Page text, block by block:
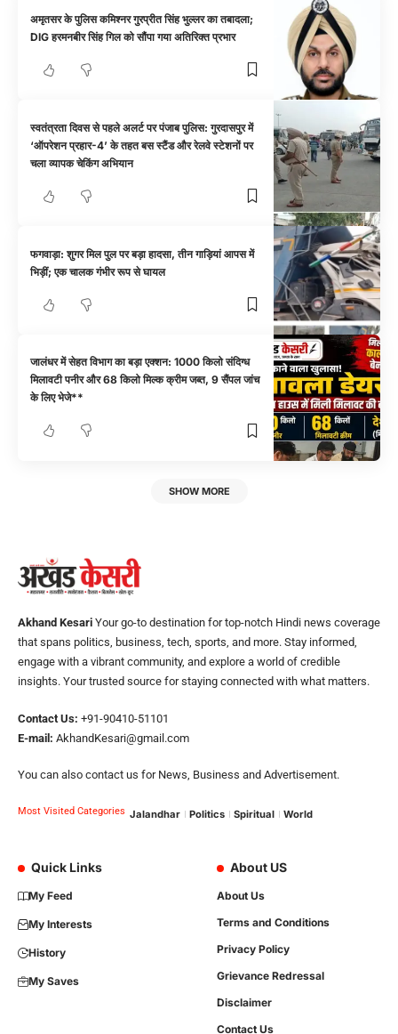
अमृतसर के पुलिस कमिश्नर गुरप्रीत सिंह भुल्लर का तबादला;
DIG हरमनबीर सिंह गिल को सौंपा गया अतिरिक्त प्रभार
स्वतंत्रता दिवस से पहले अलर्ट पर पंजाब पुलिस: गुरदासपुर में
‘ऑपरेशन प्रहार-4’ के तहत बस स्टैंड और रेलवे स्टेशनों पर
चला व्यापक चेकिंग अभियान
फगवाड़ा: शुगर मिल पुल पर बड़ा हादसा, तीन गाड़ियां आपस में
भिड़ीं; एक चालक गंभीर रूप से घायल
जालंधर में सेहत विभाग का बड़ा एक्शन: 1000 किलो संदिग्ध
मिलावटी पनीर और 68 किलो मिल्क क्रीम जब्त, 9 सैंपल जांच
के लिए भेजे**
SHOW MORE
Akhand Kesari Your go-to destination for top-notch Hindi news coverage
that spans politics, business, tech, sports, and more. Stay informed,
engage with a vibrant community, and explore a world of credible
insights. Your trusted source for staying connected with what matters.
Contact Us: +91-90410-51101
E-mail: AkhandKesari@gmail.com
You can also contact us for News, Business and Advertisement.
Most Visited Categories Jalandhar Politics Spiritual World
Quick Links
My Feed
My Interests
History
My Saves
About US
About Us
Terms and Conditions
Privacy Policy
Grievance Redressal
Disclaimer
Contact Us